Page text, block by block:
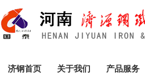
济钢首页 关于我们 产品服务